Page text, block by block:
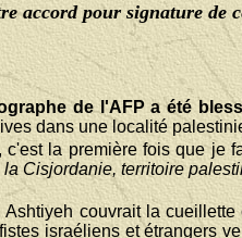
accord pour signature de
de l'AFP a été
dans une localité
c'est la première fois que je
Cisjordanie, territoire
Ashtiyeh couvrait la
israéliens et étrangers